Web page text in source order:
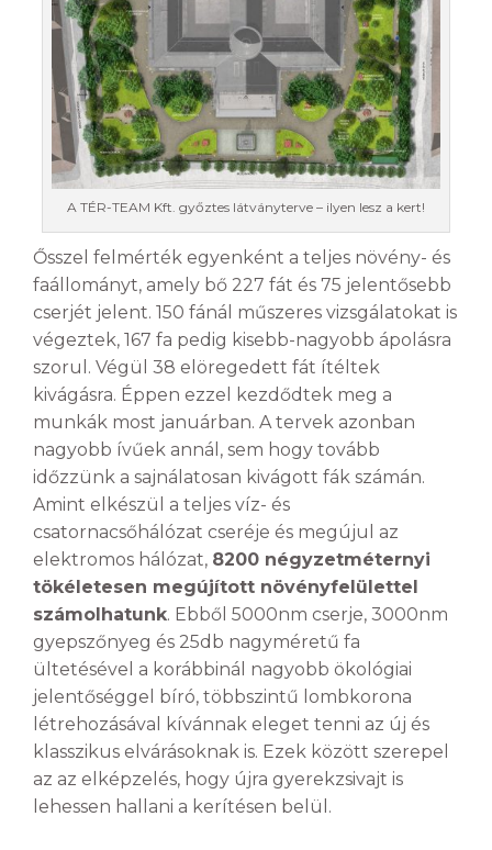
A TÉR-TEAM Kft. győztes látványterve – ilyen lesz a kert!
Ősszel felmérték egyenként a teljes növény- és
faállományt, amely bő 227 fát és 75 jelentősebb
cserjét jelent. 150 fánál műszeres vizsgálatokat is
végeztek, 167 fa pedig kisebb-nagyobb ápolásra
szorul. Végül 38 elöregedett fát ítéltek
kivágásra. Éppen ezzel kezdődtek meg a
munkák most januárban. A tervek azonban
nagyobb ívűek annál, sem hogy tovább
időzzünk a sajnálatosan kivágott fák számán.
Amint elkészül a teljes víz- és
csatornacsőhálózat cseréje és megújul az
elektromos hálózat, 8200 négyzetméternyi
tökéletesen megújított növényfelülettel
számolhatunk. Ebből 5000nm cserje, 3000nm
gyepszőnyeg és 25db nagyméretű fa
ültetésével a korábbinál nagyobb ökológiai
jelentőséggel bíró, többszintű lombkorona
létrehozásával kívánnak eleget tenni az új és
klasszikus elvárásoknak is. Ezek között szerepel
az az elképzelés, hogy újra gyerekzsivajt is
lehessen hallani a kerítésen belül.